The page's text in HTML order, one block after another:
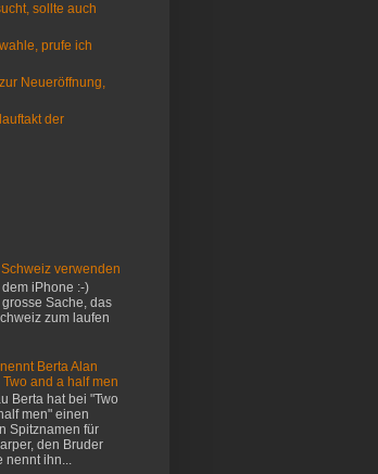
sollte auch
prufe ich
Neueröffnung,
der
verwenden
iPhone :-)
Sache, das
zum laufen
Berta Alan
and a half men
Berta hat bei "Two
men" einen
Spitznamen für
den Bruder
nennt ihn...